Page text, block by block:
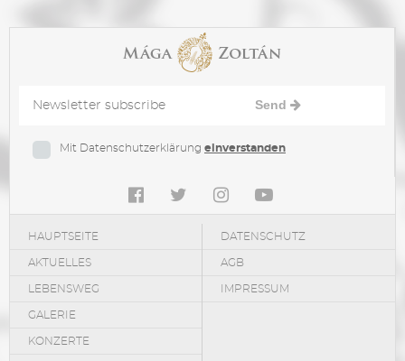
Send
Mit Datenschutzerklärung einverstanden
HAUPTSEITE
AKTUELLES
LEBENSWEG
GALERIE
KONZERTE
DATENSCHUTZ
AGB
IMPRESSUM